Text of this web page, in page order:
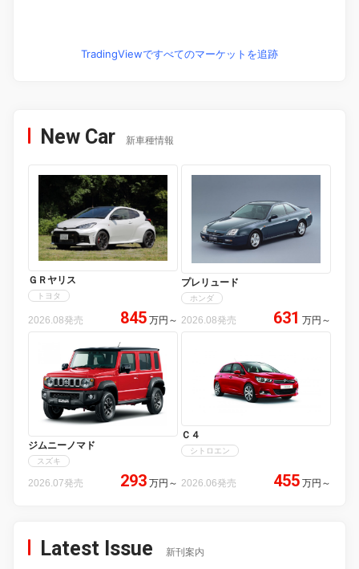
TradingViewですべてのマーケットを追跡
New Car 新車種情報
ＧＲヤリス
トヨタ
2026.08発売 845 万円 ～
プレリュード
ホンダ
2026.08発売 631 万円 ～
ジムニーノマド
スズキ
2026.07発売 293 万円 ～
Ｃ４
シトロエン
2026.06発売 455 万円 ～
Latest Issue 新刊案内